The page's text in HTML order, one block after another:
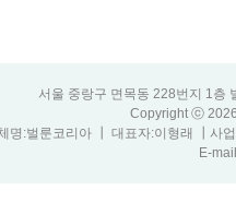
서울 중랑구 면목동 228번지 1층
Copyright ⓒ
명:벌룬코리아 ┃ 대표자:이형래 ┃사
E-